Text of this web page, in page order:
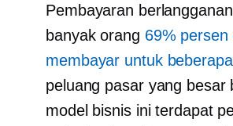
Pembayaran
banyak orang 69%
membayar untuk
peluang pasar yang besar
model bisnis ini terdapat